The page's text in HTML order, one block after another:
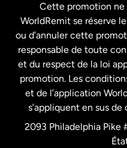
France
Malaisie
Nouvelle-
Pays-Bas
Cette promotion ne
WorldRemit se réserve
ou d’annuler cette
responsable de toute
et du respect de la loi
promotion. Les
et de l’application
s’appliquent en sus
2093 Philadelphia Pike